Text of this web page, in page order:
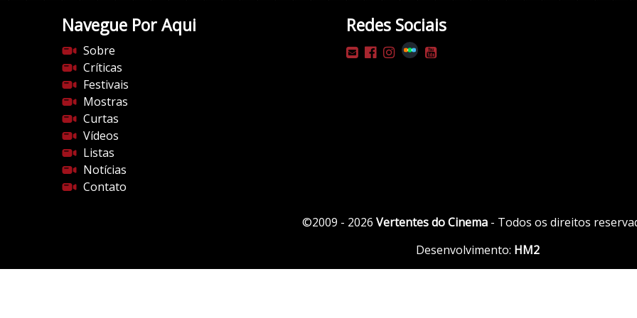
Navegue Por Aqui
Sobre
Críticas
Festivais
Mostras
Curtas
Vídeos
Listas
Notícias
Contato
Redes Sociais
©2009 - 2026 Vertentes do Cinema - Todos os direitos
Desenvolvimento: HM2